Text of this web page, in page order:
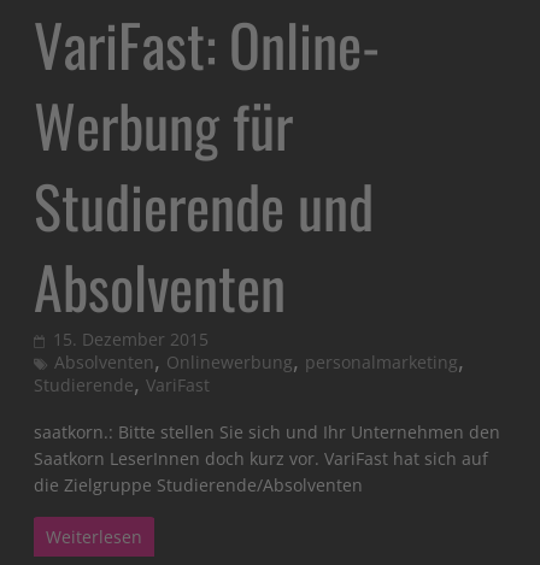
VariFast: Online-
Werbung für
Studierende und
Absolventen
15. Dezember 2015
Absolventen, Onlinewerbung, personalmarketing,
Studierende,VariFast
saatkorn.: Bitte stellen Sie sich und Ihr Unternehmen den
Saatkorn LeserInnen doch kurz vor. VariFast hat sich auf
die Zielgruppe Studierende/Absolventen
Weiterlesen